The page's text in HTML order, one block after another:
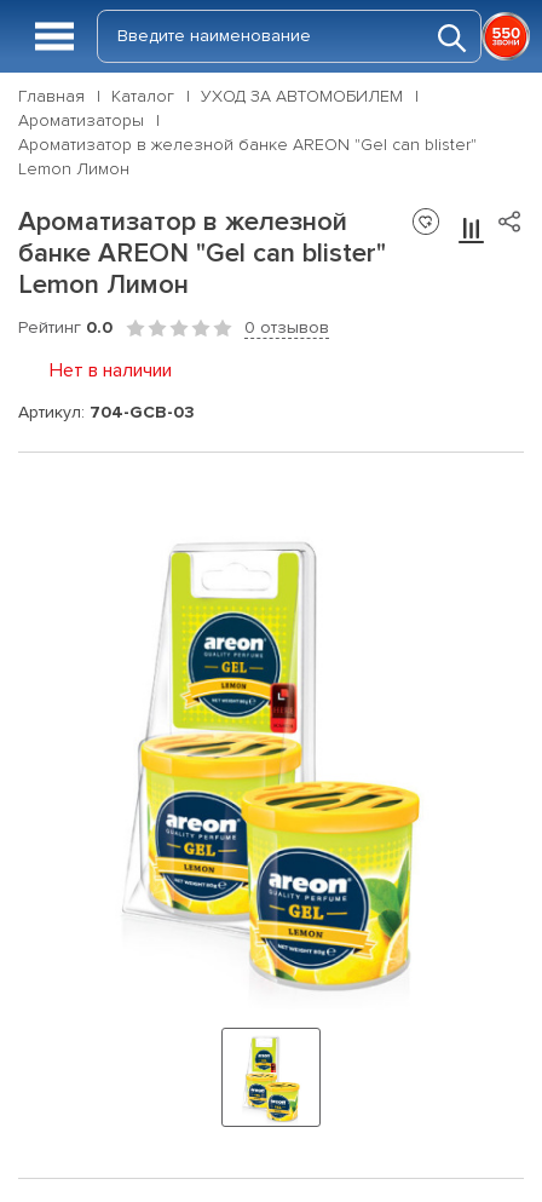
Главная Каталог
УХОД ЗА АВТОМОБИЛЕМ
Ароматизаторы
Ароматизатор в железной банке AREON "Gel can blister"
Lemon Лимон
Ароматизатор в железной
банке AREON "Gel can blister"
Lemon Лимон
Рейтинг 0.0 0 отзывов
Нет в наличии
Артикул: 704-GCB-03